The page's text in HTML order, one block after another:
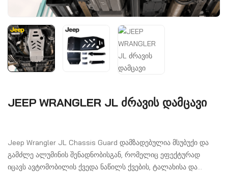
JEEP WRANGLER JL ძრავის დამცავი
Jeep Wrangler JL Chassis Guard დამზადებულია მსუბუქი და
გამძლე ალუმინის შენადნობისგან, რომელიც ეფექტურად
იცავს ავტომობილის ქვედა ნაწილს ქვების, ტალახისა და